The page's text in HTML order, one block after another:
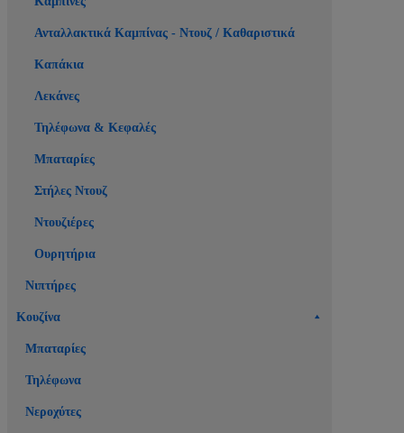
Ανταλλακτικά Καμπίνας - Ντουζ / Καθαριστικά
Καπάκια
Λεκάνες
Τηλέφωνα & Κεφαλές
Μπαταρίες
Στήλες Ντουζ
Ντουζιέρες
Ουρητήρια
Νιπτήρες
Κουζίνα
Μπαταρίες
Τηλέφωνα
Νεροχύτες